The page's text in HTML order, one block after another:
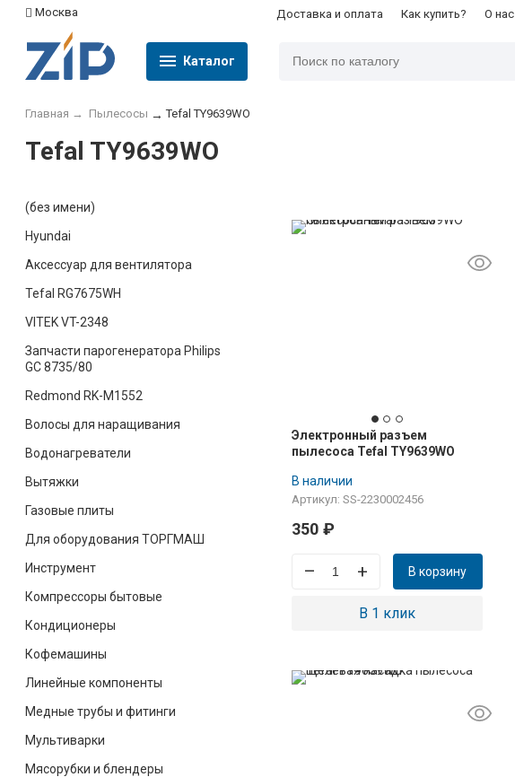
Москва Доставка и оплата Как купить? О нас
Каталог
Главная → Пылесосы → Tefal TY9639WO
Tefal TY9639WO
(без имени)
Hyundai
Аксессуар для вентилятора
Tefal RG7675WH
VITEK VT-2348
Запчасти парогенератора Philips
GC 8735/80
Redmond RK-M1552
Волосы для наращивания
Водонагреватели
Вытяжки
Газовые плиты
Для оборудования ТОРГМАШ
Инструмент
Компрессоры бытовые
Кондиционеры
Кофемашины
Линейные компоненты
Медные трубы и фитинги
Мультиварки
Мясорубки и блендеры
Электронный разъем
пылесоса Tefal TY9639WO
В наличии
Артикул: SS-2230002456
350 ₽
– + В корзину
В 1 клик